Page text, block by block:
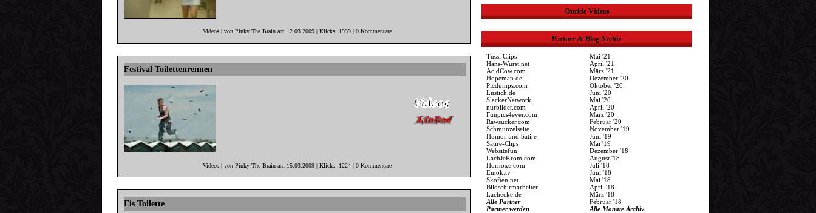
Videos | von Pinky The Brain am 12.03.2009 | Klicks: 1939 | 0 Kommentare
Festival Toilettenrennen
Videos | von Pinky The Brain am 15.03.2009 | Klicks: 1224 | 0 Kommentare
Eis Toilette
Onride Videos
Partner & Blog Archiv
Tussi Clips
Hans-Wurst.net
AcidCow.com
Hopeman.de
Picdumps.com
Lustich.de
SlackerNetwork
nurbilder.com
Funpics4ever.com
Rawsucker.com
Schmunzelseite
Humor und Satire
Satire-Clips
Websitefun
LachJeKrom.com
Hornoxe.com
Emok.tv
Skoften.net
Bildschirmarbeiter
Lachecke.de
Alle Partner
Partner werden
Mai '21
April '21
März '21
Dezember '20
Oktober '20
Juni '20
Mai '20
April '20
März '20
Februar '20
November '19
Juni '19
Mai '19
Dezember '18
August '18
Juli '18
Juni '18
Mai '18
April '18
März '18
Februar '18
Alle Monate Archiv